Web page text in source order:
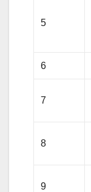
5
6
7
8
9